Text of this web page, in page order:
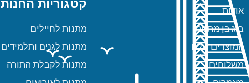
אודות
ביג בן מתנות
המוצרים שלנו
משלוחים
קטגוריות החנות
מתנות לחיילים
מתנות לגנים ותלמידים
מתנות לקבלת התורה